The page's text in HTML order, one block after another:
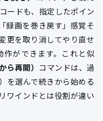
ードも、指定したポイン
録画を巻き戻す」感覚そ
更を取り消してやり直せ
作ができます。これと似
再開） コマンドは、過
を選んで続きから始める
ワインドとは役割が違い